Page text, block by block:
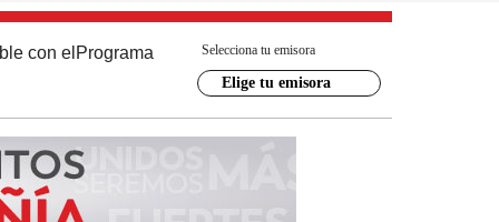
con el Programa Selecciona tu emisora
Elige tu emisora